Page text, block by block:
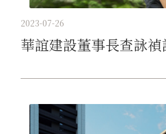
2023-07-26
華誼建設董事長查詠禎